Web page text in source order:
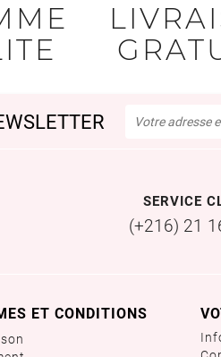
SERVICE
(+216) 21
ET CONDITIONS